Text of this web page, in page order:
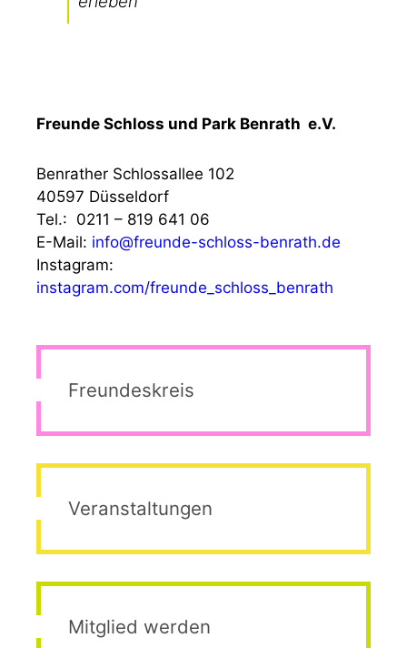
Freunde Schloss und Park Benrath e.V.
Benrather Schlossallee 102
40597 Düsseldorf
Tel.: 0211 – 819 641 06
E-Mail: info@freunde-schloss-benrath.de
Instagram:
instagram.com/freunde_schloss_benrath
Freundeskreis
Veranstaltungen
Mitglied werden